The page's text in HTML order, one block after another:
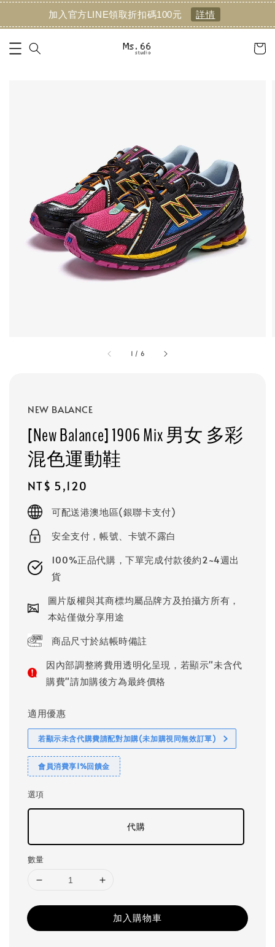
加入官方LINE領取折扣碼100元 詳情
1 / 6
NEW BALANCE
[New Balance] 1906 Mix 男女 多彩
混色運動鞋
Regular
price
NT$ 5,120
可配送港澳地區(銀聯卡支付)
安全支付，帳號、卡號不露白
100%正品代購，下單完成付款後約2~4週出
貨
圖片版權與其商標均屬品牌方及拍攝方所有，
本站僅做分享用途
商品尺寸於結帳時備註
因內部調整將費用透明化呈現，若顯示"未含代
購費"請加購後方為最終價格
適用優惠
若顯示未含代購費請配對加購(未加購視同無效訂單)
會員消費享1%回饋金
選項
代購
數量
加入購物車